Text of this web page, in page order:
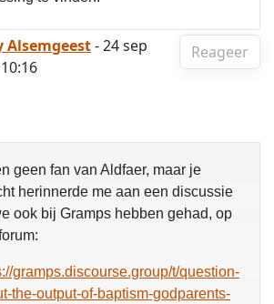
Reageer
Alsemgeest- 24 sep
geen fan van Aldfaer, maar je
herinnerde me aan een discussie
ook bij Gramps hebben gehad, op
gramps.discourse.group/t/question-
the-output-of-baptism-godparents-